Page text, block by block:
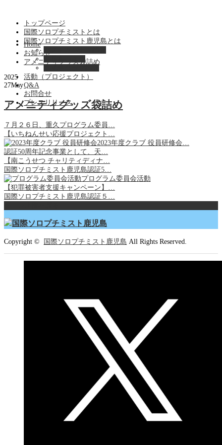
トップページ
国際ソロプチミストとは
国際ソロプチミスト鹿児島とは
活動（プロジェクト）
Q&A
お問合せ
プレスリリース
Home
お知らせ
アメニティグッズ袋詰め
2025
27May
アメニティグッズ袋詰め
７月２６日、重久プログラム委員…
【いちねんせい応援プロジェクト…
2023年度クラブ 役員研修会…
認証50周年記念事業として、天…
【南こうせつ チャリティディナ…
国際ソロプチミスト鹿児島認証5…
プログラム委員会活動
【犯罪被害者支援キャンペーン】…
国際ソロプチミスト鹿児島認証５…
Copyright © 国際ソロプチミスト鹿児島 All Rights Reserved.